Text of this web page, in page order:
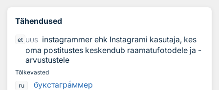
Tähendused
et UUS
instagrammer ehk Instagrami kasutaja, kes
oma postitustes keskendub raamatufotodele ja -
arvustustele
Tõlkevasted
ru
букстаграммер